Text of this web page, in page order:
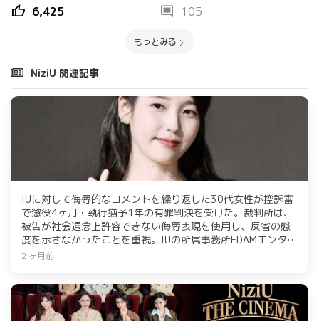
thumb_up 6,425 comment 105
もっとみる
NiziU 関連記事
IUに対して侮辱的なコメントを繰り返した30代女性が控訴審
で懲役4ヶ月・執行猶予1年の有罪判決を受けた。裁判所は、
被告が社会通念上許容できない侮辱表現を使用し、反省の態
度を示さなかったことを重視。IUの所属事務所EDAMエンター
テインメントは、悪質なコメントを投稿したネットユーザー
2 ヶ月前